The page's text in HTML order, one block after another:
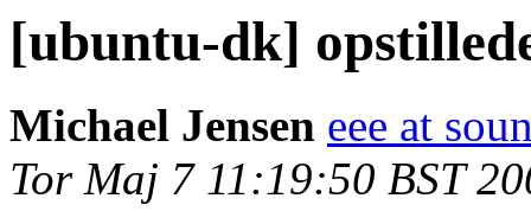
[ubuntu-dk]
Michael Jensen eee at
Tor Maj 7 11:19:50 BST